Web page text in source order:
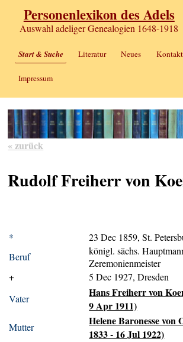
Personenlexikon des Adels
Auswahl adeliger Genealogien 1648-1918
Start & Suche Literatur Neues Kontakt
Impressum
« zurück
Rudolf Freiherr von
*
23 Dec 1859, St.
Beruf
königl. sächs.
Zeremonienmeister
+
5 Dec 1927, Dresden
Vater
Hans Freiherr von
9 Apr 1911)
Mutter
Helene Baronesse von
1833 - 16 Jul 1922)